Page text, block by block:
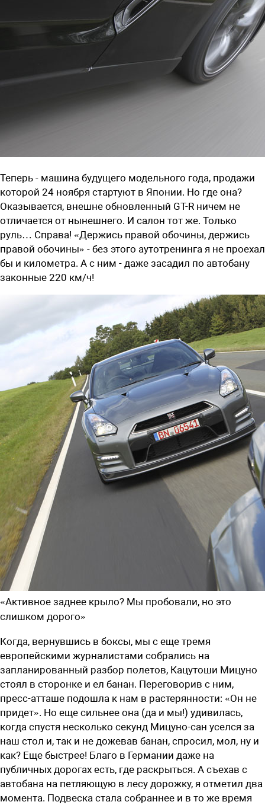
Теперь - машина будущего модельного года, продажи
которой 24 ноября стартуют в Японии. Но где она?
Оказывается, внешне обновленный GT-R ничем не
отличается от нынешнего. И салон тот же. Только
руль… Справа! «Держись правой обочины, держись
правой обочины» - без этого аутотренинга я не проехал
бы и километра. А с ним - даже засадил по автобану
законные 220 км/ч!
«Активное заднее крыло? Мы пробовали, но это
слишком дорого»
Когда, вернувшись в боксы, мы с еще тремя
европейскими журналистами собрались на
запланированный разбор полетов, Кацутоши Мицуно
стоял в сторонке и ел банан. Переговорив с ним,
пресс-атташе подошла к нам в растерянности: «Он не
придет». Но еще сильнее она (да и мы!) удивилась,
когда спустя несколько секунд Мицуно-сан уселся за
наш стол и, так и не дожевав банан, спросил, мол, ну и
как? Еще быстрее! Благо в Германии даже на
публичных дорогах есть, где раскрыться. А съехав с
автобана на петляющую в лесу дорожку, я отметил два
момента. Подвеска стала собраннее и в то же время